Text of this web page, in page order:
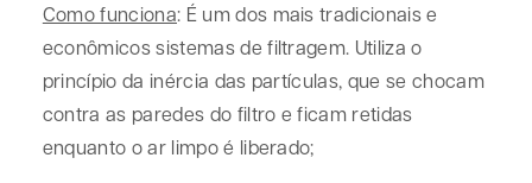
Como funciona: É um dos mais tradicionais e
econômicos sistemas de filtragem. Utiliza o
princípio da inércia das partículas, que se chocam
contra as paredes do filtro e ficam retidas
enquanto o ar limpo é liberado;